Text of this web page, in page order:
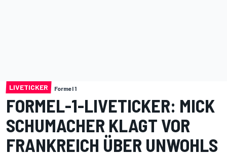
LIVETICKER Formel 1
FORMEL-1-LIVETICKER: MICK
SCHUMACHER KLAGT VOR
FRANKREICH ÜBER UNWOHLS